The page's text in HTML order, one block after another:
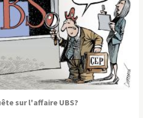
sur l'affaire UBS?